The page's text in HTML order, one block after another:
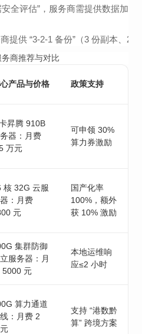
安全评估”，服务商需提供数据加
商提供 “3-2-1 备份”（3 份副本、
商推荐与对比
产品与价格 政策支持
昇腾 910B
器：月费
万元
可申领 30%
算力券激励
核 32G 云服
：月费
元
国产化率
100%，额外
获 10% 激励
集群防御
服务器：月
5000 元
本地运维响
应≤2 小时
算力通道
：月费 2
支持 “港数黔
算” 跨境方案